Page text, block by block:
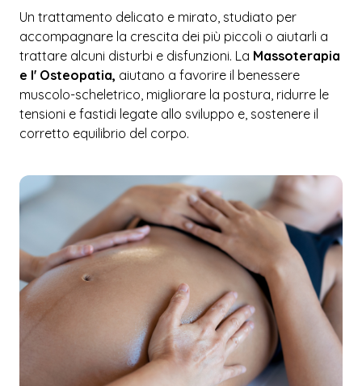
Un trattamento delicato e mirato, studiato per
accompagnare la crescita dei più piccoli o aiutarli a
trattare alcuni disturbi e disfunzioni. La Massoterapia
e l' Osteopatia, aiutano a favorire il benessere
muscolo-scheletrico, migliorare la postura, ridurre le
tensioni e fastidi legate allo sviluppo e, sostenere il
corretto equilibrio del corpo.